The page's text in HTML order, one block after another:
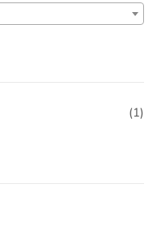
(1)